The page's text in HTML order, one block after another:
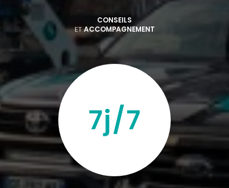
CONSEILS
ETACCOMPAGNEMENT